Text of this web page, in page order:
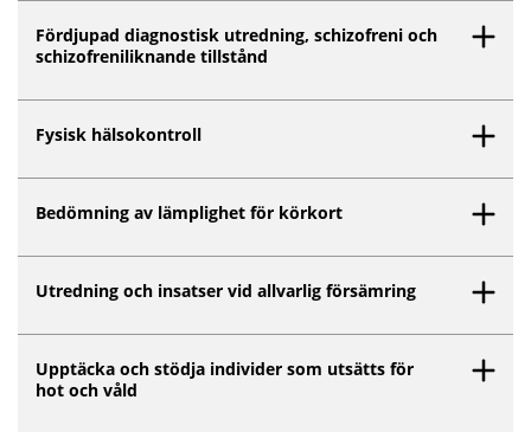
Fördjupad diagnostisk utredning, schizofreni och
schizofreniliknande tillstånd
Fysisk hälsokontroll
Bedömning av lämplighet för körkort
Utredning och insatser vid allvarlig försämring
Upptäcka och stödja individer som utsätts för
hot och våld